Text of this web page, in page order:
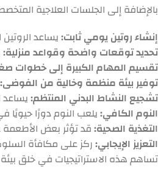
بالإضافة إلى الجلسات العلاجية
إنشاء روتين يومي ثابت:يساعد
تحديد توقعات واضحة وقواعد منزلية:
تقسيم المهام الكبيرة إلى خطوات
توفير بيئة منظمة وخالية من الفوضى:
تشجيع النشاط البدني المنتظم:يساعد
النوم الكافي:يلعب النوم دورًا حيويًا
التغذية الصحية:قد تؤثر بعض الأطعمة
التعزيز الإيجابي:ركز على مكافأة
تساهم هذه الاستراتيجيات في خلق